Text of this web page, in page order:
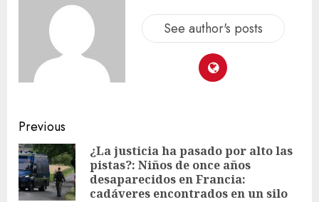
See author's posts
Previous
¿La justicia ha pasado por alto las
pistas?: Niños de once años
desaparecidos en Francia:
cadáveres encontrados en un silo